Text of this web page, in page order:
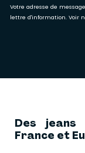
Votre adresse de
lettre d'information. Voir
Des jeans
France et